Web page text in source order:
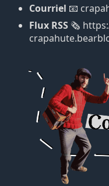
Courriel 📧
Flux RSS 🗞